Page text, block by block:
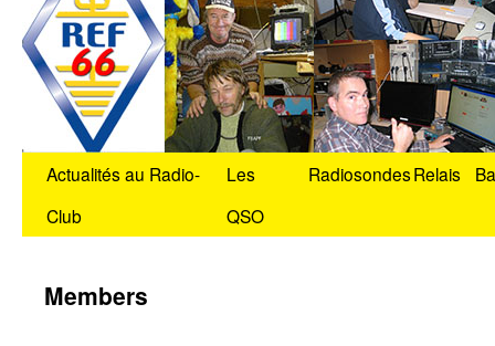
Aller
Actualités au Radio-
Club
Les
QSO
RadiosondesRelais
Members